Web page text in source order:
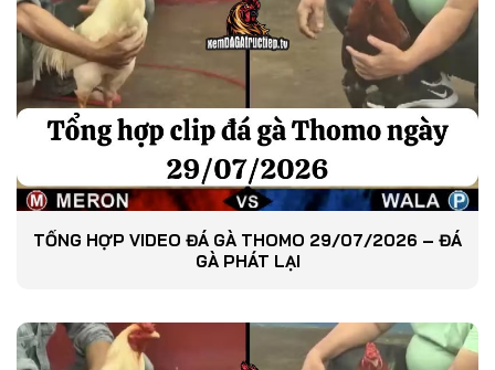
TỔNG HỢP VIDEO ĐÁ GÀ THOMO 29/07/2026 – ĐÁ
GÀ PHÁT LẠI